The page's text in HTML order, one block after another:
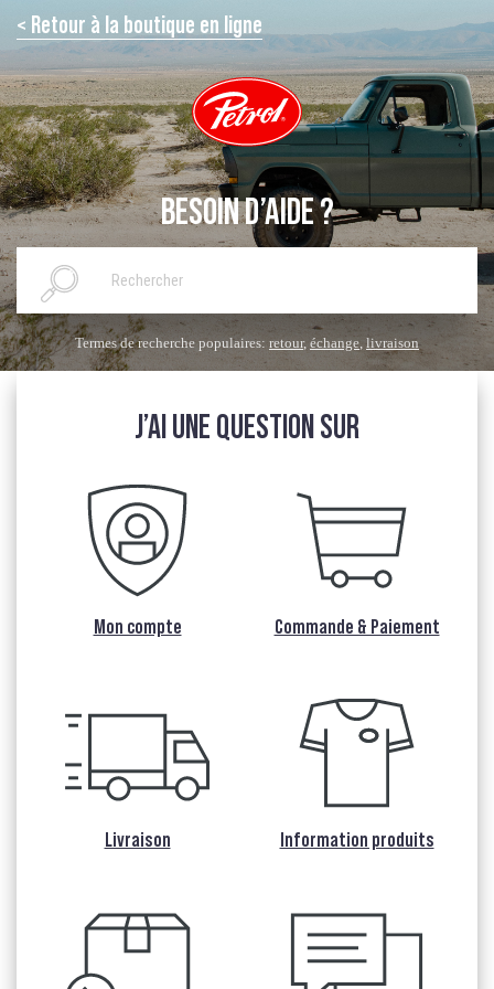
< Retour à la boutique en ligne
BESOIN D’AIDE ?
Termes de recherche populaires: retour, échange, livraison
J’AI UNE QUESTION SUR
Mon compte Commande & Paiement
Livraison Information produits